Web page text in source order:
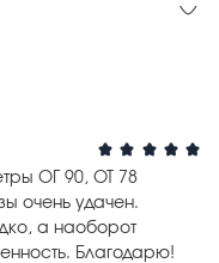
ОГ 90, ОТ 78
очень удачен.
а наоборот
Благодарю!